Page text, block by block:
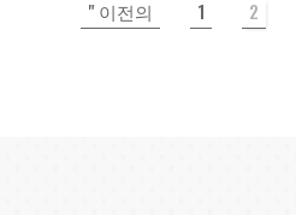
" 이전의 1 2